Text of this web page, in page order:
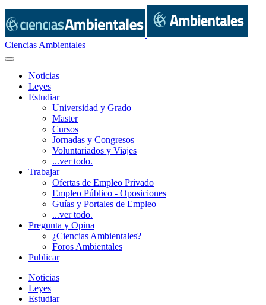
Ciencias Ambientales
Noticias
Leyes
Estudiar
Universidad y Grado
Master
Cursos
Jornadas y Congresos
Voluntariados y Viajes
...ver todo.
Trabajar
Ofertas de Empleo Privado
Empleo Público - Oposiciones
Guías y Portales de Empleo
...ver todo.
Pregunta y Opina
¿Ciencias Ambientales?
Foros Ambientales
Publicar
Noticias
Leyes
Estudiar